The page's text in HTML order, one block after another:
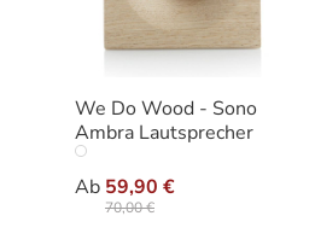
We Do Wood - Sono
Ambra Lautsprecher
Ab 59,90 €
70,00 €
Farbe